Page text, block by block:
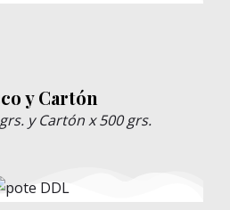
y Cartón
y Cartón x 500 grs.